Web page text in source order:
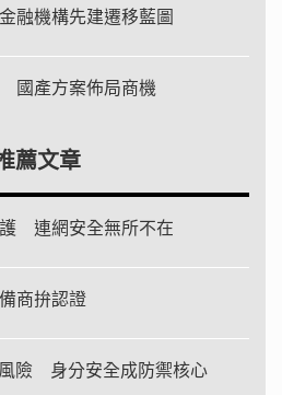
融機構先建遷移藍圖
國產方案佈局商機
薦文章
連網安全無所不在
商拚認證
險 身分安全成防禦核心